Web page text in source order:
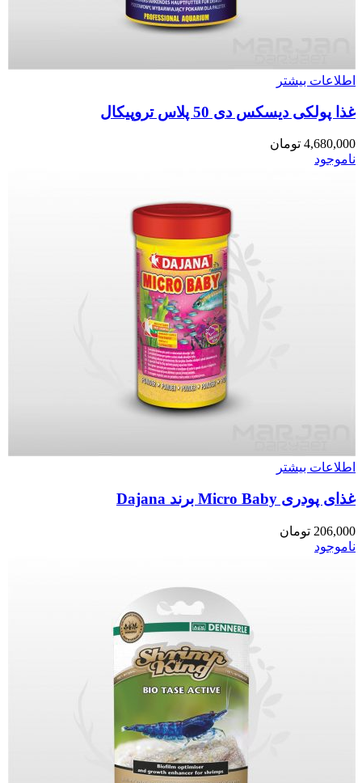
اطلاعات بیشتر
غذا پولکی دیسکس دی 50 پلاس تروپیکال
4,680,000 تومان
ناموجود
اطلاعات بیشتر
غذای پودری Micro Baby برند Dajana
206,000 تومان
ناموجود